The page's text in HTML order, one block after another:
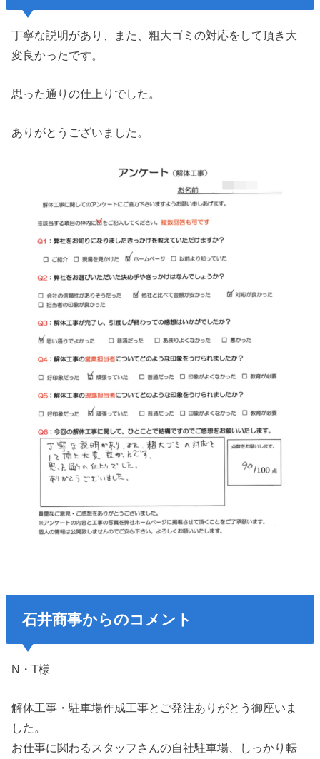
丁寧な説明があり、また、粗大ゴミの対応をして頂き大
変良かったです。
思った通りの仕上りでした。
ありがとうございました。
石井商事からのコメント
N・T様
解体工事・駐車場作成工事とご発注ありがとう御座いま
した。
お仕事に関わるスタッフさんの自社駐車場、しっかり転